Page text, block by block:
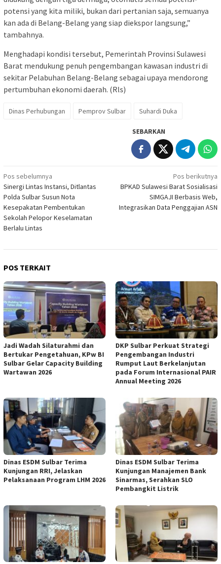
potensi yang kita miliki, bukan dari pertanian saja, semuanya
kan ada di Belang-Belang yang siap diekspor langsung,”
tambahnya.
Menghadapi kondisi tersebut, Pemerintah Provinsi Sulawesi
Barat mendukung penuh pengembangan kawasan industri di
sekitar Pelabuhan Belang-Belang sebagai upaya mendorong
pertumbuhan ekonomi daerah. (Rls)
Dinas Perhubungan Pemprov Sulbar Suhardi Duka
SEBARKAN
Navigasi
pos
Pos sebelumnya
Sinergi Lintas Instansi, Ditlantas
Polda Sulbar Susun Nota
Kesepakatan Pembentukan
Sekolah Pelopor Keselamatan
Berlalu Lintas
Pos berikutnya
BPKAD Sulawesi Barat Sosialisasi
SIMGAJI Berbasis Web,
Integrasikan Data Penggajian ASN
POS TERKAIT
Jadi Wadah Silaturahmi dan
Bertukar Pengetahuan, KPw BI
Sulbar Gelar Capacity Building
Wartawan 2026
DKP Sulbar Perkuat Strategi
Pengembangan Industri
Rumput Laut Berkelanjutan
pada Forum Internasional PAIR
Annual Meeting 2026
Dinas ESDM Sulbar Terima
Kunjungan RRI, Jelaskan
Pelaksanaan Program LHM 2026
Dinas ESDM Sulbar Terima
Kunjungan Manajemen Bank
Sinarmas, Serahkan SLO
Pembangkit Listrik